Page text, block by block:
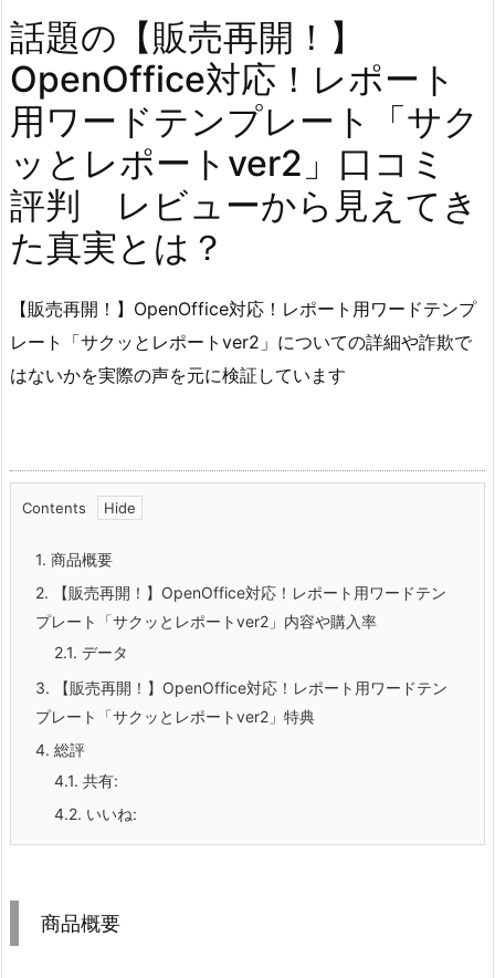
話題の【販売再開！】
OpenOffice対応！レポート
用ワードテンプレート「サク
ッとレポートver2」口コミ
評判 レビューから見えてき
た真実とは？
【販売再開！】OpenOffice対応！レポート用ワードテンプ
レート「サクッとレポートver2」についての詳細や詐欺で
はないかを実際の声を元に検証しています
Contents
1. 商品概要
2. 【販売再開！】OpenOffice対応！レポート用ワードテン
プレート「サクッとレポートver2」内容や購入率
2.1. データ
3. 【販売再開！】OpenOffice対応！レポート用ワードテン
プレート「サクッとレポートver2」特典
4. 総評
4.1. 共有:
4.2. いいね:
商品概要